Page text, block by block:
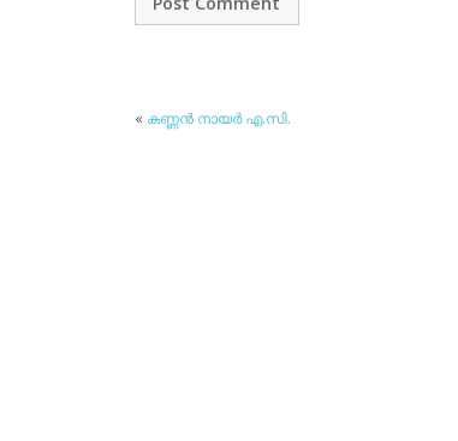
« കണ്ണന്‍ നായര്‍ എ.സി.